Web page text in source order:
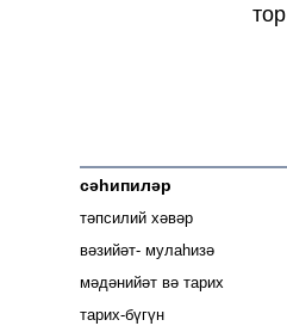
сәһипиләр
тәпсилий хәвәр
вәзийәт- мулаһизә
мәдәнийәт вә тарих
тарих-бүгүн